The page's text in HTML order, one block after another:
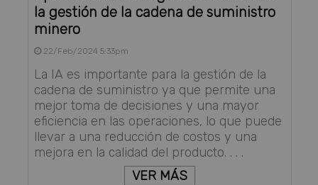
la gestión de la cadena de suministro
minero
22/Feb/2024 5:33pm
La IA es importante para la gestión de la
cadena de suministro ya que permite una
mejor toma de decisiones y una mayor
eficiencia en las operaciones, lo que puede
llevar a una reducción de costos y una
mejora en la calidad del producto. . . .
VER MÁS